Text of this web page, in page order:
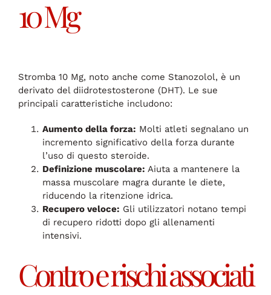
10 Mg
Stromba 10 Mg, noto anche come Stanozolol, è un
derivato del diidrotestosterone (DHT). Le sue
principali caratteristiche includono:
Aumento della forza: Molti atleti segnalano un
incremento significativo della forza durante
l’uso di questo steroide.
Definizione muscolare: Aiuta a mantenere la
massa muscolare magra durante le diete,
riducendo la ritenzione idrica.
Recupero veloce: Gli utilizzatori notano tempi
di recupero ridotti dopo gli allenamenti
intensivi.
Contro e rischi associati